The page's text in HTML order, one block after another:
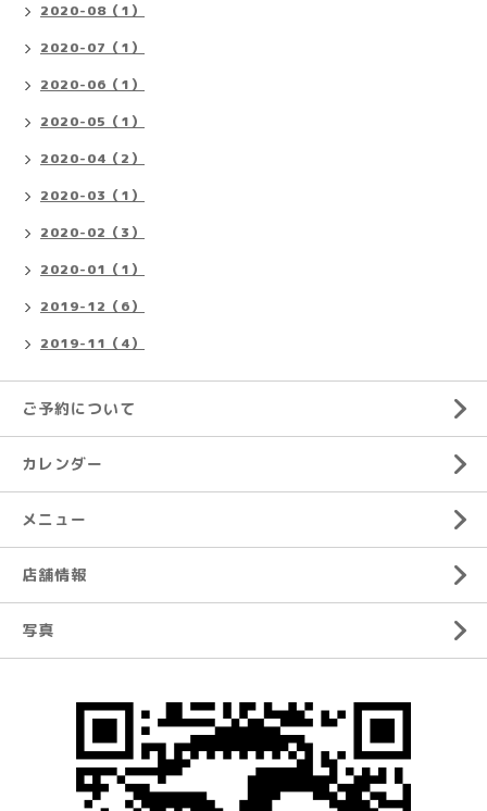
2020-08（1）
2020-07（1）
2020-06（1）
2020-05（1）
2020-04（2）
2020-03（1）
2020-02（3）
2020-01（1）
2019-12（6）
2019-11（4）
ご予約について
カレンダー
メニュー
店舗情報
写真